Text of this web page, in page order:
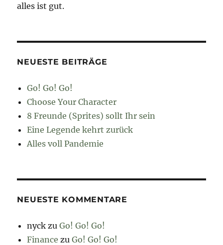
alles ist gut.
NEUESTE BEITRÄGE
Go! Go! Go!
Choose Your Character
8 Freunde (Sprites) sollt Ihr sein
Eine Legende kehrt zurück
Alles voll Pandemie
NEUESTE KOMMENTARE
nyck zuGo! Go! Go!
Finance zuGo! Go! Go!